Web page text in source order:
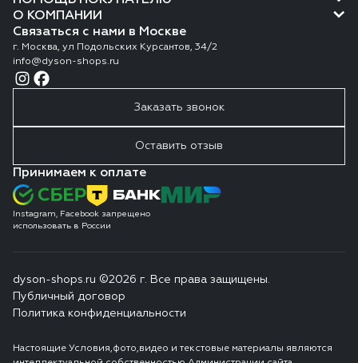
О КОМПАНИИ
Связаться с нами в Москве
г. Москва, ул Подольских Курсантов, 34/2
info@dyson-shops.ru
Заказать звонок
Оставить отзыв
Принимаем к оплате
Instagram, Facebook запрещено
использовать в России
dyson-shops.ru ©2026 г. Все права защищены.
Публичный договор
Политика конфиденциальности
Настоящие Условия,фото,видео и текстовые материалы являются